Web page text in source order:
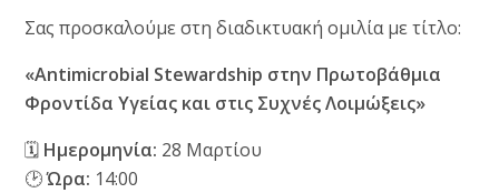
Σας προσκαλούμε στη διαδικτυακή ομιλία με τίτλο:
«Antimicrobial Stewardship στην Πρωτοβάθμια
Φροντίδα Υγείας και στις Συχνές Λοιμώξεις»
🗓 Ημερομηνία: 28 Μαρτίου
🕑Ώρα: 14:00